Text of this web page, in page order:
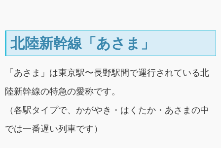
北陸新幹線「あさま」
「あさま」は東京駅〜長野駅間で運行されている北
陸新幹線の特急の愛称です。
（各駅タイプで、かがやき・はくたか・あさまの中
では一番遅い列車です）